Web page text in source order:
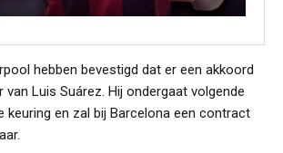
hebben bevestigd dat er een akkoord
Luis Suárez. Hij ondergaat volgende
keuring en zal bij Barcelona een contract